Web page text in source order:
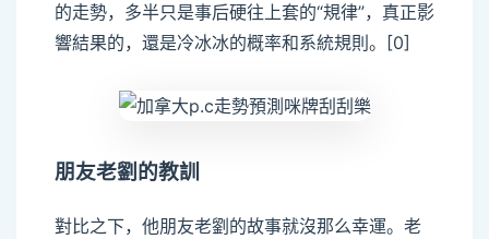
的走勢，多半只是事后硬往上套的“規律”，真正影
響結果的，還是冷冰冰的概率和系統規則。[0]
朋友老劉的教訓
對比之下，他朋友老劉的故事就沒那么幸運。老